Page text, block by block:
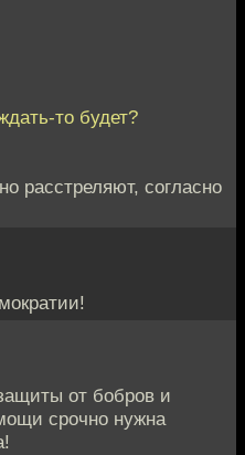
то будет?
расстреляют, согласно
от бобров и
срочно нужна